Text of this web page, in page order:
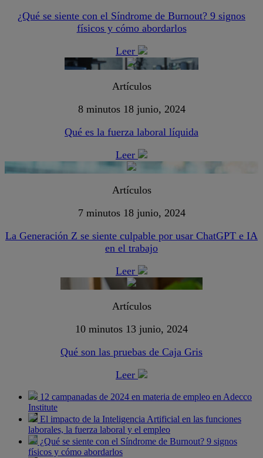
¿Qué se siente con el Síndrome de Burnout? 9 signos
físicos y cómo abordarlos
Leer
Artículos
8 minutos 18 junio, 2024
Qué es la fuerza laboral líquida
Leer
Artículos
7 minutos 18 junio, 2024
La Generación Z se siente culpable por usar ChatGPT e IA
en el trabajo
Leer
Artículos
10 minutos 13 junio, 2024
Qué son las pruebas de Caja Gris
Leer
12 campanadas de 2024 en materia de empleo en Adecco
Institute
El impacto de la Inteligencia Artificial en las funciones
laborales, la fuerza laboral y el empleo
¿Qué se siente con el Síndrome de Burnout? 9 signos
físicos y cómo abordarlos